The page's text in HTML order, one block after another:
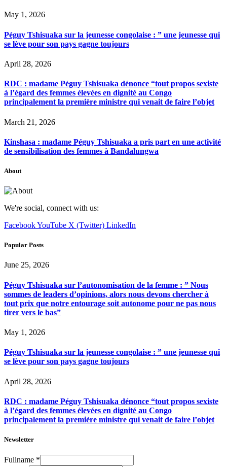
May 1, 2026
Péguy Tshisuaka sur la jeunesse congolaise : ” une jeunesse qui
se lève pour son pays gagne toujours
April 28, 2026
RDC : madame Péguy Tshisuaka dénonce “tout propos sexiste
à l’égard des femmes élevées en dignité au Congo
principalement la première ministre qui venait de faire l’objet
March 21, 2026
Kinshasa : madame Péguy Tshisuaka a pris part en une activité
de sensibilisation des femmes à Bandalungwa
About
We're social, connect with us:
FacebookYouTube X (Twitter) LinkedIn
Popular Posts
June 25, 2026
Péguy Tshisuaka sur l’autonomisation de la femme : ” Nous
sommes de leaders d’opinions, alors nous devons chercher à
tout prix que notre entourage soit autonome pour ne pas nous
tirer vers le bas”
May 1, 2026
Péguy Tshisuaka sur la jeunesse congolaise : ” une jeunesse qui
se lève pour son pays gagne toujours
April 28, 2026
RDC : madame Péguy Tshisuaka dénonce “tout propos sexiste
à l’égard des femmes élevées en dignité au Congo
principalement la première ministre qui venait de faire l’objet
Newsletter
Fullname *